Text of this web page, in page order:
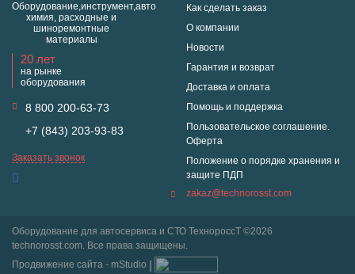
Оборудование,инструмент,авто
химия, расходные и
шиноремонтные
материалы
20 лет
на рынке
оборудования
8 800 200-63-73
+7 (843) 203-93-83
Заказать звонок
Как сделать заказ
О компании
Новости
Гарантия и возврат
Доставка и оплата
Помощь и поддержка
Пользовательское соглашение.
Оферта
Положение о порядке хранения и
защите ПДП
zakaz@technorosst.com
Оборудование для автосервиса и СТО ТехнороссТ ©2026
technorosst.com. Все права защищены.
Продвижение сайта - mStudio